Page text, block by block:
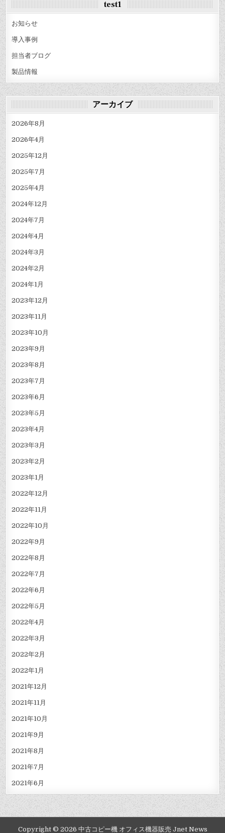
test1
お知らせ
導入事例
担当者ブログ
製品情報
アーカイブ
2026年8月
2026年4月
2025年12月
2025年7月
2025年4月
2024年12月
2024年7月
2024年4月
2024年3月
2024年2月
2024年1月
2023年12月
2023年11月
2023年10月
2023年9月
2023年8月
2023年7月
2023年6月
2023年5月
2023年4月
2023年3月
2023年2月
2023年1月
2022年12月
2022年11月
2022年10月
2022年9月
2022年8月
2022年7月
2022年6月
2022年5月
2022年4月
2022年3月
2022年2月
2022年1月
2021年12月
2021年11月
2021年10月
2021年9月
2021年8月
2021年7月
2021年6月
Copyright © 2026 中古コピー機 オフィス機器販売 Jnet News